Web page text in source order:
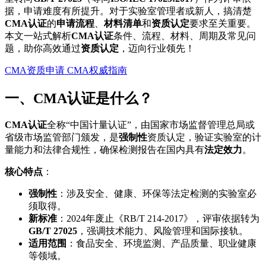
据，申请难度有所提升。对于实验室管理者或新人，搞清楚
CMA认证的申请流程 、材料清单和资质认定要求至关重要。
本文一站式解析CMA认证条件、流程、材料、周期及常见问
题，助你高效通过资质认定 ，迈向行业领先！
CMA资质申请 CMA权威指南
一、CMA认证是什么？
CMA认证全称“中国计量认证”，由国家市场监督管理总局或
省级市场监管部门颁发，是强制性资质认定，验证实验室的计
量能力和法律合规性，确保检测报告在国内具有法定效力。
核心特点 ：
强制性 ：涉及安全、健康、环保等法定检测的实验室必
须取得。
新标准 ：2024年废止《RB/T 214-2017》，评审依据转为
GB/T 27025 ，强调技术能力、风险管理和国际接轨。
适用范围 ：食品安全、环境监测、产品质量、职业健康
等领域。